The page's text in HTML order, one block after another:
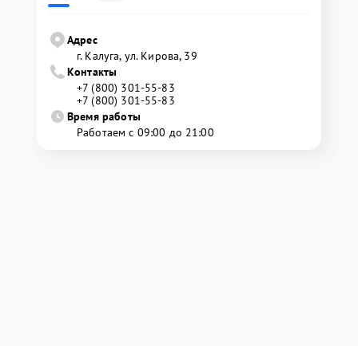
Адрес
г. Калуга, ул. Кирова, 39
Контакты
+7 (800) 301-55-83
+7 (800) 301-55-83
Время работы
Работаем с 09:00 до 21:00